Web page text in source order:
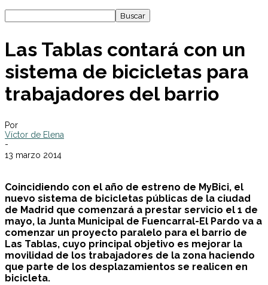
Las Tablas contará con un
sistema de bicicletas para
trabajadores del barrio
Por
Víctor de Elena
-
13 marzo 2014
Coincidiendo con el año de estreno de MyBici, el
nuevo sistema de bicicletas públicas de la ciudad
de Madrid que comenzará a prestar servicio el 1 de
mayo, la Junta Municipal de Fuencarral-El Pardo va a
comenzar un proyecto paralelo para el barrio de
Las Tablas, cuyo principal objetivo es mejorar la
movilidad de los trabajadores de la zona haciendo
que parte de los desplazamientos se realicen en
bicicleta.